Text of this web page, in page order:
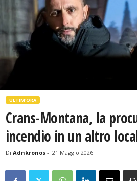
ULTIM'ORA
Crans-Montana, la
incendio in un altro
Di Adnkronos - 21 Maggio 2026